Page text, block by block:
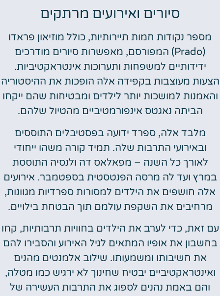
סיורים ואירועים מרתקים
מספר נקודות חמות תיירותיות, כולל מוזיאון פראדו
(Prado) המפורסם, מאפשרות סיורים מודרכים
ידידותיים למשפחות ותערוכות אינטראקטיביות.
מעוצבות בקפידה אלה הופכות את ההיסטוריה
למושכות יותר לילדים ומבטיחות שהם ייקחו
הביתה נאגטס אינפורמטיביים מהטיול שלהם.
מלבד אלה, ספרד ידועה בפסטיבלים התוססים
ובאירועי התרבות שלה. תמיד קורה משהו ייחודי
לאורך כל השנה – מפאלאס דה ולנסיה התוססת
ועד לה מרסה הפנטסטית בספטמבר. אירועים
חושפים את הילדים למסורות ספרדיות מגוונות,
מרחיבים את השקפת עולמם תוך הבטחת בילויים.
זאת, כדי לערב את הילדים בחוויות תרבותיות, קחו
את אופיו המתאים לגיל האירוע והסבירו להם
את חשיבותו ומשמעותו. שילוב אלמנטים מהנים
יבטיח שחינוך לא ירגיש כמו מטלה,
והם באמת נהנים לספוג את התרבות העשירה של